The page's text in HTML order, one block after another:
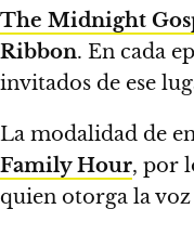
The Midnight
Ribbon. En cada
invitados de ese
La modalidad de
Family Hour, por
quien otorga la